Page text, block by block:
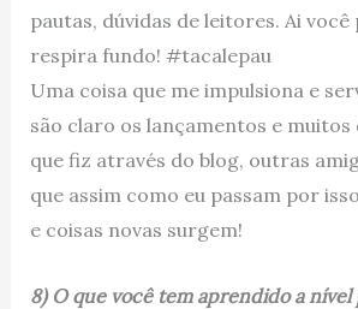
pautas, dúvidas de leitores. Ai você
respira fundo! #tacalepau
Uma coisa que me impulsiona e
são claro os lançamentos e
que fiz através do blog, outras
que assim como eu passam por
e coisas novas surgem!
8) O que você tem aprendido a nível